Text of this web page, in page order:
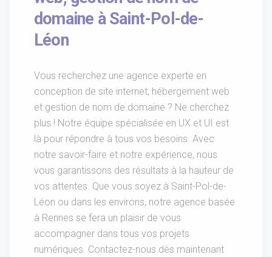
domaine à Saint-Pol-de-
Léon
Vous recherchez une agence experte en
conception de site internet, hébergement web
et gestion de nom de domaine ? Ne cherchez
plus ! Notre équipe spécialisée en UX et UI est
là pour répondre à tous vos besoins. Avec
notre savoir-faire et notre expérience, nous
vous garantissons des résultats à la hauteur de
vos attentes. Que vous soyez à Saint-Pol-de-
Léon ou dans les environs, notre agence basée
à Rennes se fera un plaisir de vous
accompagner dans tous vos projets
numériques. Contactez-nous dès maintenant